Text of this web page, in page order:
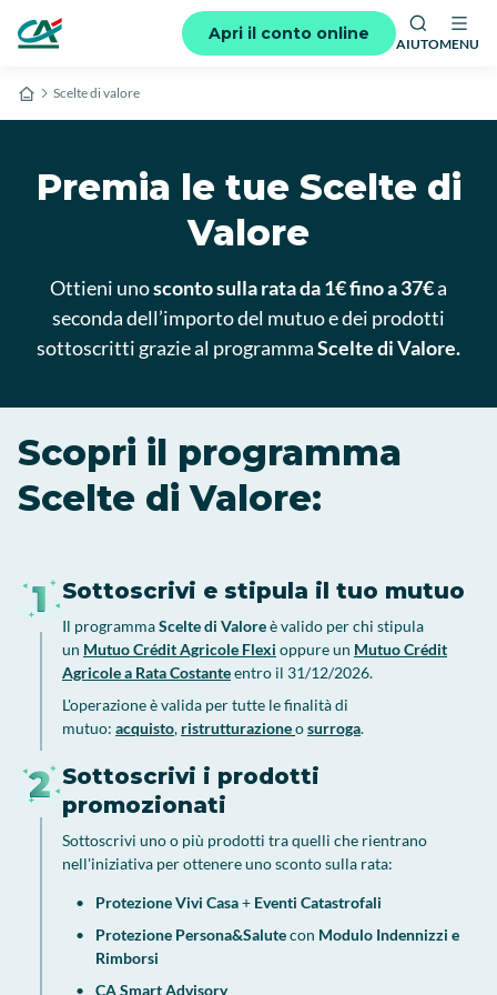
Apri il conto online
AIUTOMENU
Scelte di valore
Premia le tue Scelte di
Valore
Ottieni unosconto sulla rata da 1€ fino a 37€a
seconda dell’importo del mutuo e dei prodotti
sottoscritti grazie al programmaScelte di Valore.
Scopri il programma
Scelte di Valore:
Sottoscrivi e stipula il tuo mutuo
Il programmaScelte di Valoreè valido per chi stipula
un Mutuo Crédit Agricole Flexi oppure un Mutuo Crédit
Agricole a Rata Costanteentro il 31/12/2026.
L'operazione è valida per tutte le finalità di
mutuo: acquisto, ristrutturazioneosurroga.
Sottoscrivi i prodotti
promozionati
Sottoscrivi uno o più prodotti tra quelli che rientrano
nell'iniziativa per ottenere uno sconto sulla rata:
Protezione Vivi Casa+ Eventi Catastrofali
Protezione Persona&Salutecon Modulo Indennizzi e
Rimborsi
CA Smart Advisory